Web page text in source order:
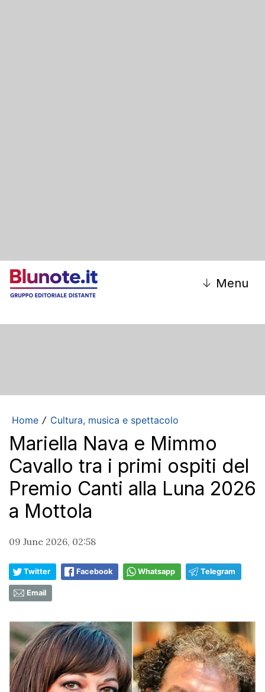
↓ Menu
Home / Cultura, musica e spettacolo
Mariella Nava e Mimmo
Cavallo tra i primi ospiti del
Premio Canti alla Luna 2026
a Mottola
09 June 2026, 02:58
Twitter Facebook Whatsapp Telegram
Email